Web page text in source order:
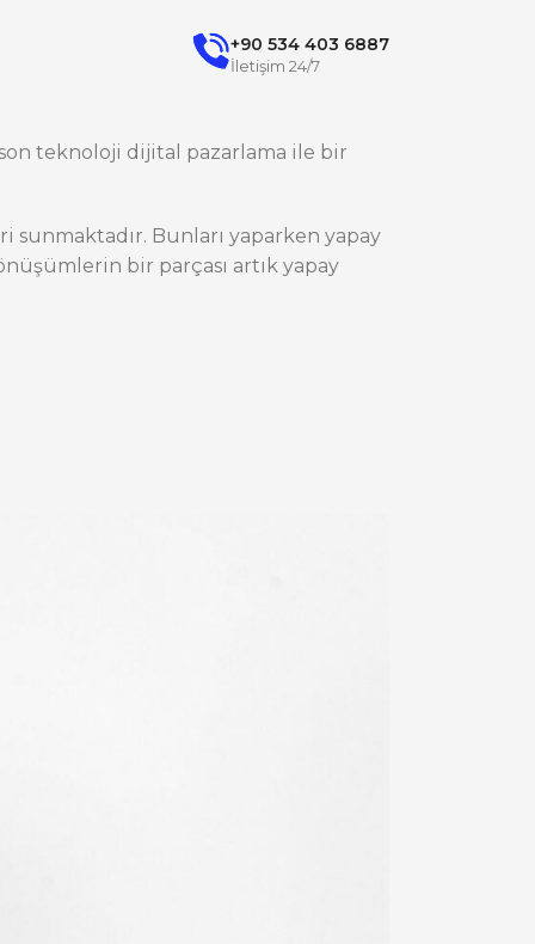
+90 534 403 6887
İletişim 24/7
teknoloji dijital pazarlama ile bir
Bunları yaparken yapay
bir parçası artık yapay